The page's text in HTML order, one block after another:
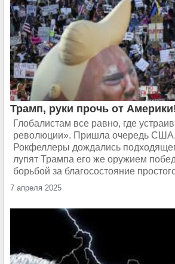
Трамп, руки прочь от
Глобалистам все равно, где
революции». Пришла очередь
Рокфеллеры дождались
лупят Трампа его же оружием
борьбой за благосостояние
7 апреля 2025